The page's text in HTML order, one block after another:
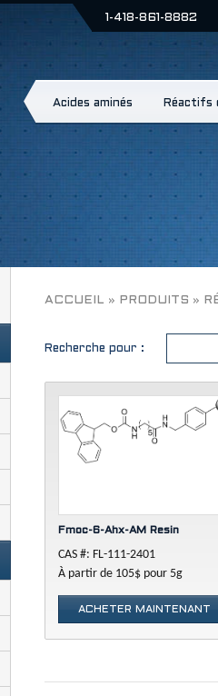
1-418-861-8882
Acides aminés Réactifs
ACCUEIL » PRODUITS »
Recherche pour :
Fmoc-6-Ahx-AM Resin
CAS #: FL-111-2401
À partir de 105$ pour 5g
ACHETER MAINTENANT